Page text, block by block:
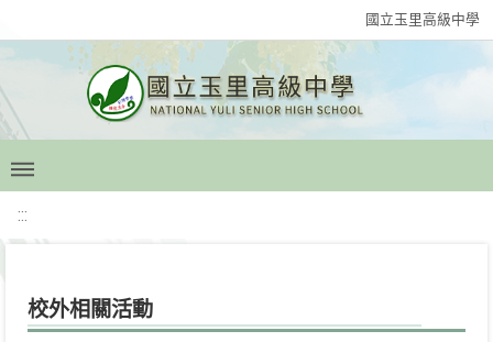
國立玉里高級中學
:::
校外相關活動